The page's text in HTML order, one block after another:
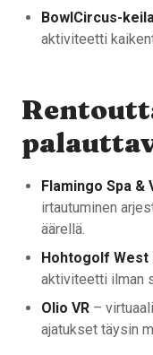
BowlCircus-
aktiviteetti
Flamingo Spa &
irtautuminen
äärellä.
Hohtogolf West
aktiviteetti ilman
Olio VR –
ajatukset täysin